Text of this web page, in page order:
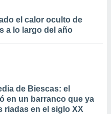
el calor oculto de
a lo largo del año
de Biescas: el
en un barranco que ya
riadas en el siglo XX